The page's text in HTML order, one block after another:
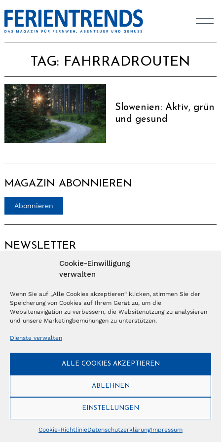
Cookie-Einwilligung
verwalten
Wenn Sie auf „Alle Cookies akzeptieren“ klicken, stimmen Sie der
Speicherung von Cookies auf Ihrem Gerät zu, um die
Websitenavigation zu verbessern, die Websitenutzung zu analysieren
und unsere Marketingbemühungen zu unterstützen.
Dienste verwalten
ALLE COOKIES AKZEPTIEREN
ABLEHNEN
EINSTELLUNGEN
Cookie-RichtlinieDatenschutzerklärungImpressum
TAG: FAHRRADROUTEN
Slowenien: Aktiv, grün
und gesund
MAGAZIN ABONNIEREN
Abonnieren
NEWSLETTER
© Copyright 2026 – Ferientrends // info@tlvg.ch// +41 31 300 30 85 //
Tourismus Lifestyle Verlag GmbH // Frohbergweg 1 - CH-3012 Bern //
Datenschutzerklärung//Impressum